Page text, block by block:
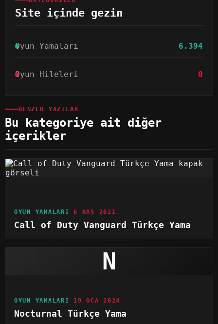
Site içinde gezin
Oyun Yamaları 6.394
Oyun Hileleri 0
BENZER YAZILAR
Bu kategoriye ait diğer
içerikler
OYUN YAMALARI 6 KAS 2021
Call of Duty Vanguard Türkçe Yama
N
OYUN YAMALARI 19 OCA 2024
Nocturnal Türkçe Yama